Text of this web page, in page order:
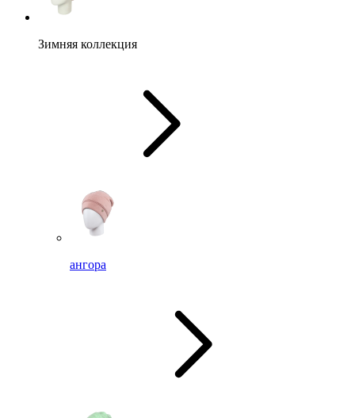
Зимняя коллекция
ангора